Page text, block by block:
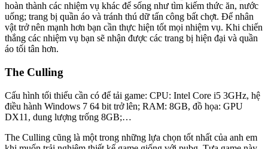
hoàn thành các nhiệm vụ khác để sống như tìm kiếm thức ăn, nước
uống; trang bị quần áo và tránh thú dữ tấn công bất chợt. Để nhân
vật trở nên mạnh hơn bạn cần thực hiện tốt mọi nhiệm vụ. Khi chiến
thắng các nhiệm vụ bạn sẽ nhận được các trang bị hiện đại và quần
áo tối tân hơn.
The Culling
Cấu hình tối thiểu cần có để tải game: CPU: Intel Core i5 3GHz, hệ
điều hành Windows 7 64 bit trở lên; RAM: 8GB, đồ họa: GPU
DX11, dung lượng trống 8GB;…
The Culling cũng là một trong những lựa chọn tốt nhất của anh em